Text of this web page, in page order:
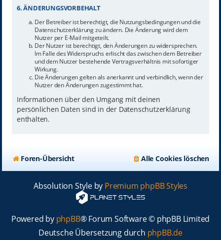
6. ÄNDERUNGSVORBEHALT
Der Betreiber ist berechtigt, die Nutzungsbedingungen und die
Datenschutzerklärung zu ändern. Die Änderung wird dem
Nutzer per E-Mail mitgeteilt.
Der Nutzer ist berechtigt, den Änderungen zu widersprechen.
Im Falle des Widerspruchs erlischt das zwischen dem Betreiber
und dem Nutzer bestehende Vertragsverhältnis mit sofortiger
Wirkung.
Die Änderungen gelten als anerkannt und verbindlich, wenn der
Nutzer den Änderungen zugestimmt hat.
Informationen über den Umgang mit deinen
persönlichen Daten sind in der Datenschutzerklärung
enthalten.
Foren-Übersicht Alle Cookies löschen
Absolution Style by Premium phpBB Styles
Powered by phpBB® Forum Software © phpBB Limited
Deutsche Übersetzung durch phpBB.de